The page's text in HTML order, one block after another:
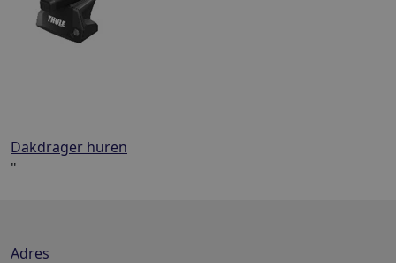
Dakdrager huren
"
Adres